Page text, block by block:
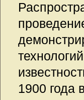
1900 года